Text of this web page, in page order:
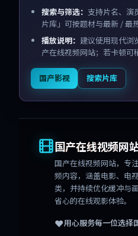
搜索与筛选： 支持片名、演
片库」可按题材与最新 / 最
播放说明： 建议使用现代浏
产在线视频网站；若卡顿可
国产影视 搜索片库
国产在线视频网
国产在线视频网站，专
频内容，涵盖电影、电
类，并持续优化缓冲与
省心的在线观影体验。
❤️用心服务每一位选择